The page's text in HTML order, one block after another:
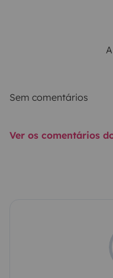
Sem comentários
Ver os comentários